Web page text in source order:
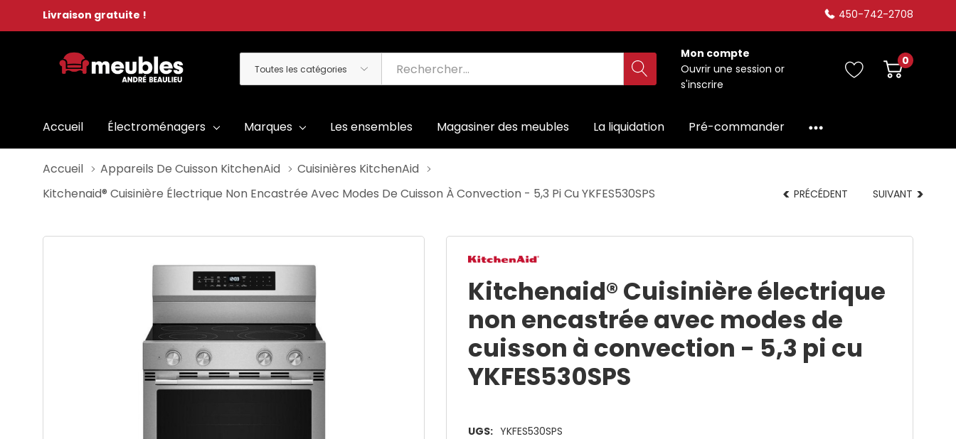
Livraison gratuite ! 450-742-2708
Toutes
les
Rechercher
Mon compte
Ouvrir une session or
s'inscrire
0
Accueil Électroménagers Marques Les ensembles Magasiner des meubles La liquidation Pré-commander
Accueil Appareils De Cuisson KitchenAid
Cuisinières KitchenAid
Kitchenaid® Cuisinière Électrique Non Encastrée Avec Modes De Cuisson À Convection - 5,3 Pi Cu YKFES530SPS
PRÉCÉDENT SUIVANT
Kitchenaid® Cuisinière électrique
non encastrée avec modes de
cuisson à convection - 5,3 pi cu
YKFES530SPS
UGS: YKFES530SPS